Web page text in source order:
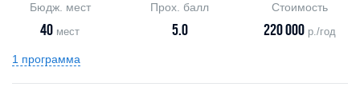
Бюдж. мест
40 мест
Прох. балл
5.0
Стоимость
220 000 р./год
1 программа